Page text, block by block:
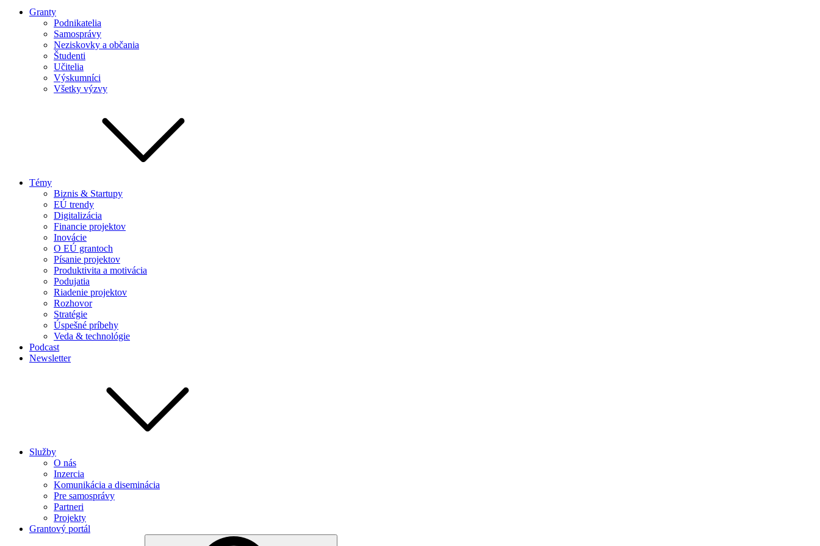
Granty
Podnikatelia
Samosprávy
Neziskovky a občania
Študenti
Učitelia
Výskumníci
Všetky výzvy
Témy
Biznis & Startupy
EÚ trendy
Digitalizácia
Financie projektov
Inovácie
O EÚ grantoch
Písanie projektov
Produktivita a motivácia
Podujatia
Riadenie projektov
Rozhovor
Stratégie
Úspešné príbehy
Veda & technológie
Podcast
Newsletter
Služby
O nás
Inzercia
Komunikácia a diseminácia
Pre samosprávy
Partneri
Projekty
Grantový portál